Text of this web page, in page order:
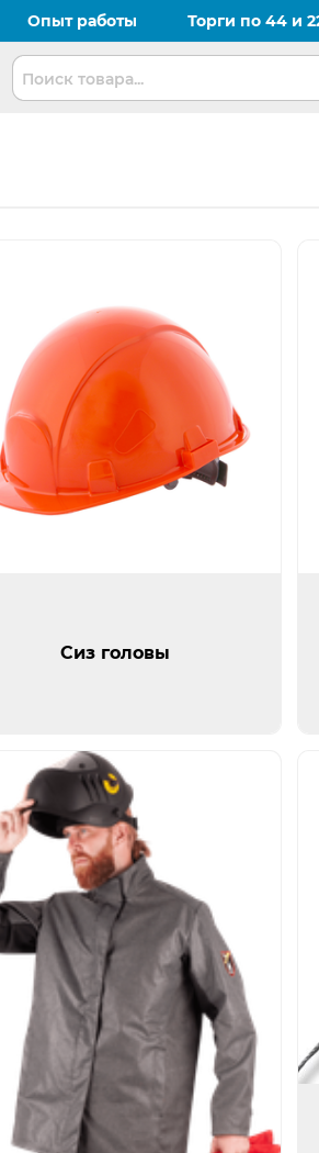
Опыт работы Торги по 44 и
Открыть
Сиз головы
Открыть